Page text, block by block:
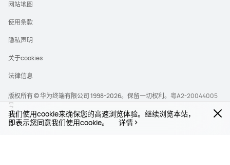
我们使用cookie来确保您的高速浏览体验。继续浏览本站，
即表示您同意我们使用cookie。
详情
版权所有 © 华为终端有限公司 1998-2026。保留一切权利。 粤A2-20044005
号
网站地图
使用条款
隐私声明
关于cookies
法律信息